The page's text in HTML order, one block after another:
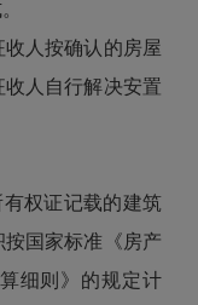
人按确认的房屋
人自行解决安置
权证记载的建筑
国家标准《房产
细则》的规定计